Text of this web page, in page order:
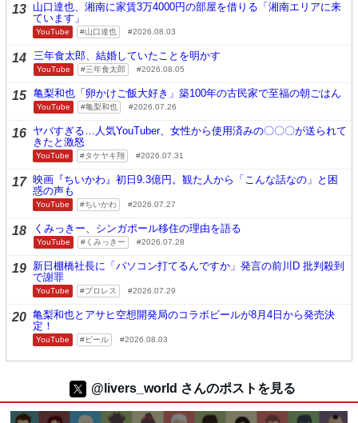
13 山口達也、湘南に家賃3万4000円の部屋を借りる「湘南エリアに来
ています」
YouTube 山口達也 2026.08.03
14 三年食太郎、結婚していたことを明かす
YouTube 三年食太郎 2026.08.05
15 亀梨和也「卵かけご飯大好き」築100年の古民家で至福の朝ごはん
YouTube 亀梨和也 2026.07.26
16 ヤバすぎる…人気YouTuber、女性から使用済みの〇〇〇が送られて
きたと激怒
YouTube タケヤキ翔 2026.07.31
17 映画『ちいかわ』初日9.3億円。観た人から「こんな話なの」と困
惑の声も
YouTube ちいかわ 2026.07.27
18 くみっきー、シンガポール移住の理由を語る
YouTube くみっきー 2026.07.28
19 新日棚橋社長に「パソコン打てるんですか」発言の前川D 批判殺到
で謝罪
YouTube プロレス 2026.07.29
20 亀梨和也とアサヒ空想開発局のコラボビールが8月4日から発売決
定！
YouTube ビール 2026.08.03
@livers_world さんのポストを見る